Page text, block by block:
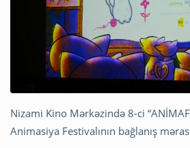
Nizami Kino Mərkəzində 8-ci
Animasiya Festivalının bağlanış